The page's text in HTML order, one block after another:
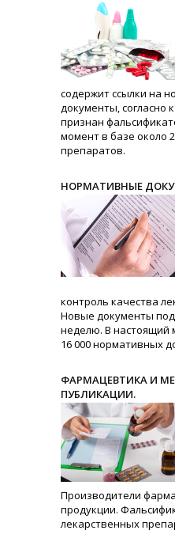
содержит ссылки на
документы, согласно
признан
момент в базе около
препаратов.
НОРМАТИВНЫЕ
контроль качества
Новые документы
неделю. В настоящий
16 000 нормативных
ФАРМАЦЕВТИКА И
ПУБЛИКАЦИИ.
Производители
продукции.
лекарственных